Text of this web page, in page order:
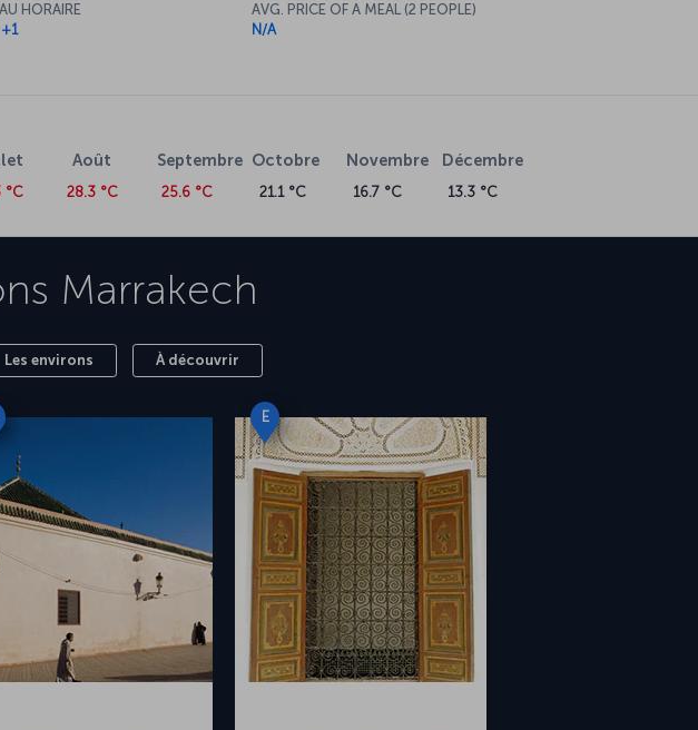
HORAIRE
AVG. PRICE OF A MEAL (2 PEOPLE)
N/A
°C
Août
28.3 °C
Septembre
25.6 °C
Octobre
21.1 °C
Novembre
16.7 °C
Décembre
13.3 °C
Marrakech
Les environs À découvrir
E